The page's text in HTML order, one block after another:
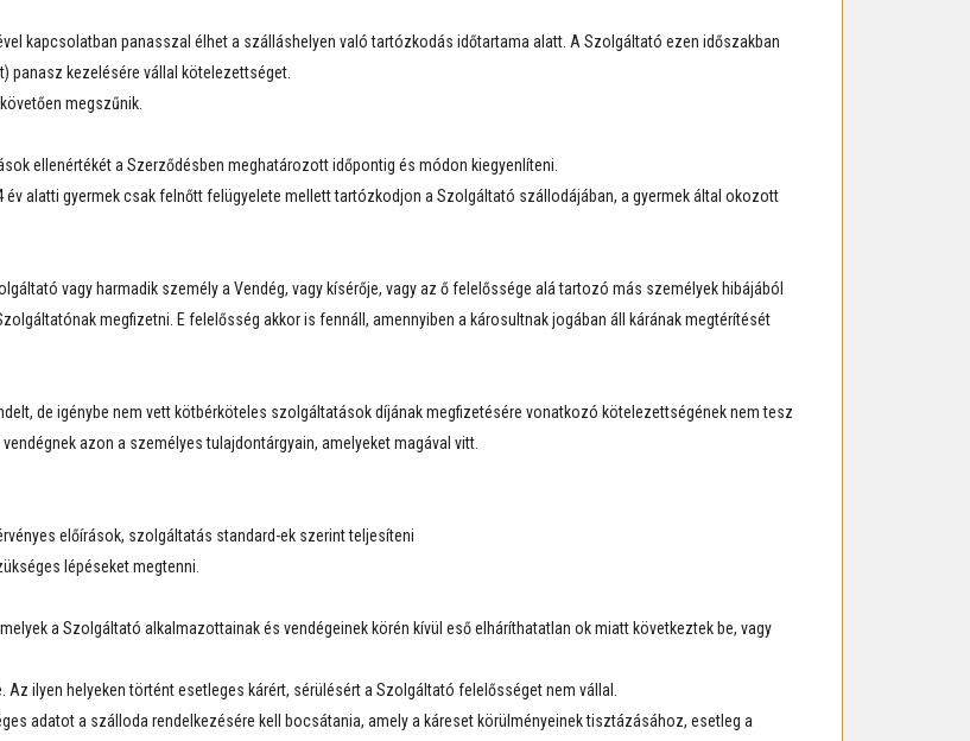
kapcsolatban panasszal élhet a szálláshelyen való tartózkodás időtartama alatt. A Szolgáltató ezen időszakban
panasz kezelésére vállal kötelezettséget.
megszűnik.
ellenértékét a Szerződésben meghatározott időpontig és módon kiegyenlíteni.
alatti gyermek csak felnőtt felügyelete mellett tartózkodjon a Szolgáltató szállodájában, a gyermek által okozott
vagy harmadik személy a Vendég, vagy kísérője, vagy az ő felelőssége alá tartozó más személyek hibájából
megfizetni. E felelősség akkor is fennáll, amennyiben a károsultnak jogában áll kárának megtérítését
de igénybe nem vett kötbérköteles szolgáltatások díjának megfizetésére vonatkozó kötelezettségének nem tesz
azon a személyes tulajdontárgyain, amelyeket magával vitt.
előírások, szolgáltatás standard-ek szerint teljesíteni
lépéseket megtenni.
a Szolgáltató alkalmazottainak és vendégeinek körén kívül eső elháríthatatlan ok miatt következtek be, vagy
ilyen helyeken történt esetleges kárért, sérülésért a Szolgáltató felelősséget nem vállal.
adatot a szálloda rendelkezésére kell bocsátania, amely a káreset körülményeinek tisztázásához, esetleg a